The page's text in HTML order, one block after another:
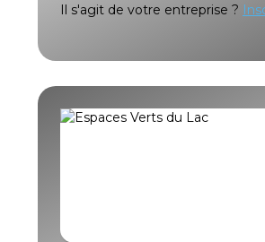
Il s'agit de votre entreprise ?